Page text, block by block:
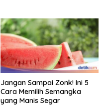
Jangan Sampai Zonk! Ini 5
Cara Memilih Semangka
yang Manis Segar